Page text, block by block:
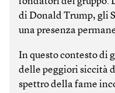
di Donald Trump, gli
una presenza
In questo contesto di
delle peggiori siccità
spettro della fame